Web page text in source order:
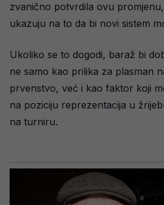
zvanično potvrdila ovu
ukazuju na to da bi novi sistem
Ukoliko se to dogodi, baraž bi
ne samo kao prilika za plasman
prvenstvo, već i kao faktor koji
na poziciju reprezentacija u
na turniru.